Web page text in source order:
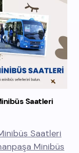
Saatleri
Saatleri
Minibüs